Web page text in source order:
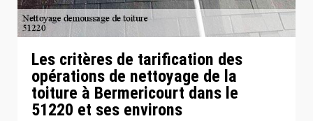
Les critères de tarification des
opérations de nettoyage de la
toiture à Bermericourt dans le
51220 et ses environs